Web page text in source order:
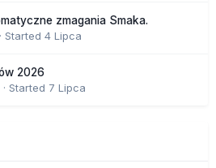
zmagania Smaka.
· Started 4 Lipca
2026
· Started 7 Lipca